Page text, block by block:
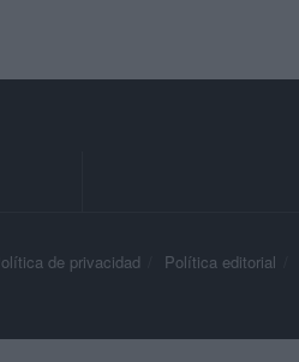
de privacidad Política editorial